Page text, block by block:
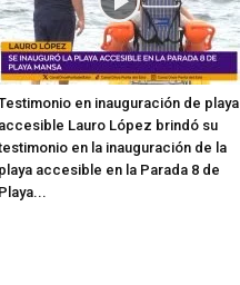
en inauguración de playa
accesible Lauro López brindó su
en la inauguración de la
playa accesible en la Parada 8 de
Playa...